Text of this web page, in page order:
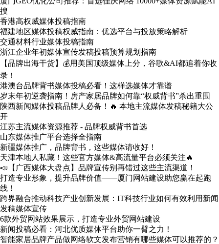
搜
香港高权威媒体投稿指南
福建地区媒体投稿权威指南：优选平台与投放策略解析
交通材料行业媒体投稿指南
浙江企业年初媒体宣传发稿投稿预算规划指南
【品牌出海干货】💰用美国顶级媒体上分，谷歌&AI都追着你收
录！
港澳台品牌背书媒体投稿必看！这样选媒体才靠谱
岁末年初逆袭指南！房产家居品牌如何靠“权威背书”杀出重围
陕西新闻媒体投稿品牌人必备！🔥 本地主流媒体发稿秘籍大公
开
江苏主流媒体资源推荐 - 品牌权威背书首选
山东媒体推广平台选择全指南
新疆媒体推广，品牌背书，这些媒体请收好！
天津本地人私藏！这些官方媒体&高流量平台必须关注🔥
📣【广西媒体大盘点】品牌宣传别再错过这些主流渠道！
打造专业形象，提升品牌价值——厦门网站建设助您赢在起跑
线！
跨界融合推动科技产业创新发展：IT科技行业如何有效利用新闻
发稿媒体宣传
6款外贸网站效果展示，打造专业外贸网站建设
新闻投稿必看：河北优质媒体平台助你一臂之力！
智能家居品牌产品做网络软文发布营销有哪些媒体可以推荐的？